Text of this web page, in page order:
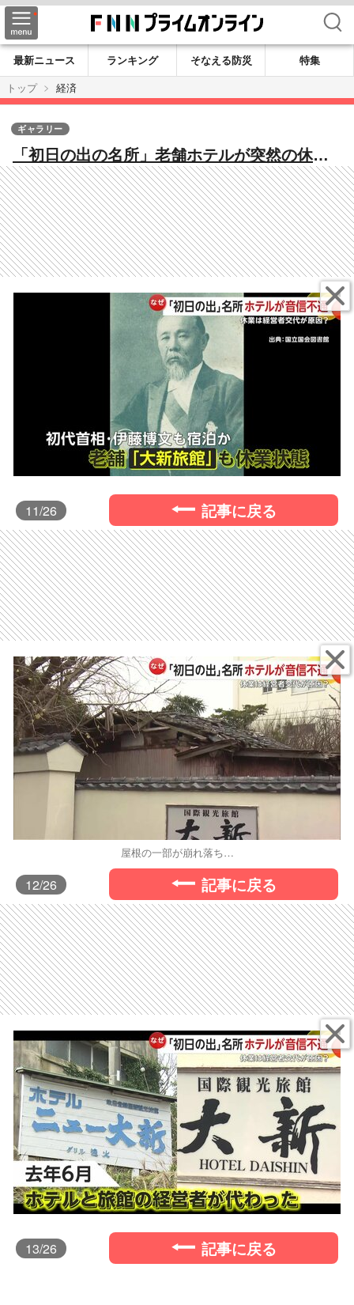
検索
最新ニュース ランキング そなえる防災
特集
トップ
経済
「初日の出の名所」老舗ホテルが突然の休業
状態「中国の方に譲ったという話聞いた」
いまだウェブ予約可能もキャンセルできず
千葉・銚子市
ギャラリー
11/26 記事に戻る
屋根の一部が崩れ落ち…
12/26 記事に戻る
13/26 記事に戻る